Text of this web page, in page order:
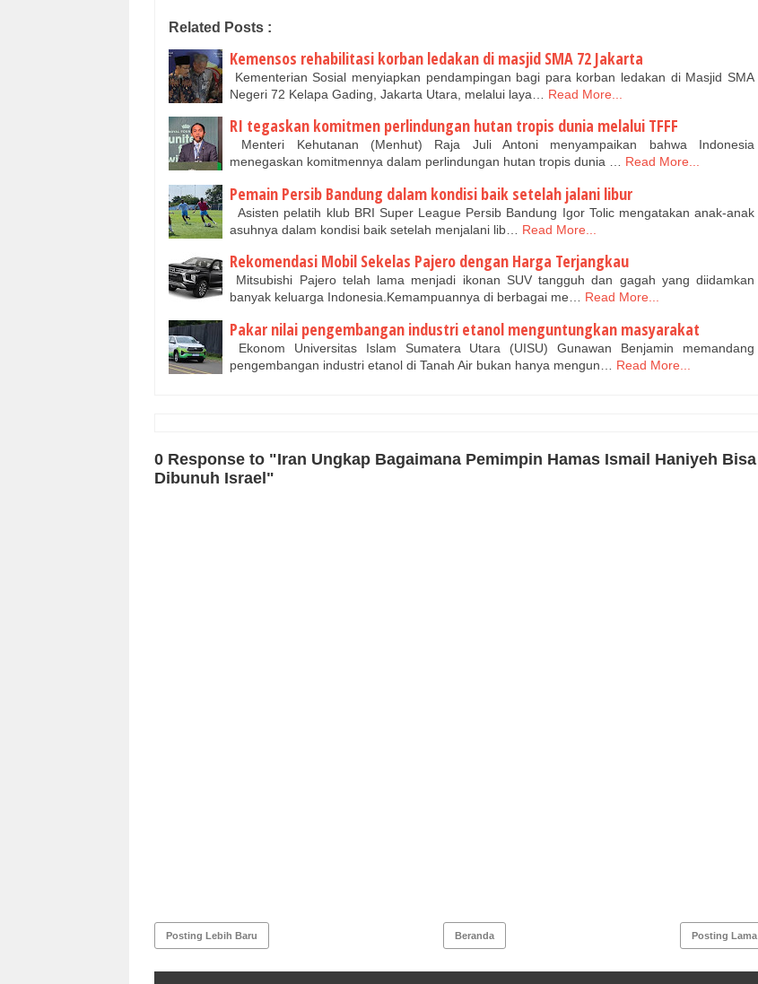
Related Posts :
Kemensos rehabilitasi korban ledakan di masjid SMA 72 Jakarta
Kementerian Sosial menyiapkan pendampingan bagi para korban ledakan di Masjid SMA
Negeri 72 Kelapa Gading, Jakarta Utara, melalui laya…
Read More...
RI tegaskan komitmen perlindungan hutan tropis dunia melalui TFFF
Menteri Kehutanan (Menhut) Raja Juli Antoni menyampaikan bahwa Indonesia
menegaskan komitmennya dalam perlindungan hutan tropis dunia … Read More...
Pemain Persib Bandung dalam kondisi baik setelah jalani libur
Asisten pelatih klub BRI Super League Persib Bandung Igor Tolic mengatakan anak-anak
asuhnya dalam kondisi baik setelah menjalani lib…
Read More...
Rekomendasi Mobil Sekelas Pajero dengan Harga Terjangkau
Mitsubishi Pajero telah lama menjadi ikonan SUV tangguh dan gagah yang diidamkan
banyak keluarga Indonesia.Kemampuannya di berbagai me… Read More...
Pakar nilai pengembangan industri etanol menguntungkan masyarakat
Ekonom Universitas Islam Sumatera Utara (UISU) Gunawan Benjamin memandang
pengembangan industri etanol di Tanah Air bukan hanya mengun…
Read More...
0 Response to "Iran Ungkap Bagaimana Pemimpin Hamas Ismail Haniyeh Bisa
Dibunuh Israel"
Posting Lebih Baru Posting Lama
Beranda